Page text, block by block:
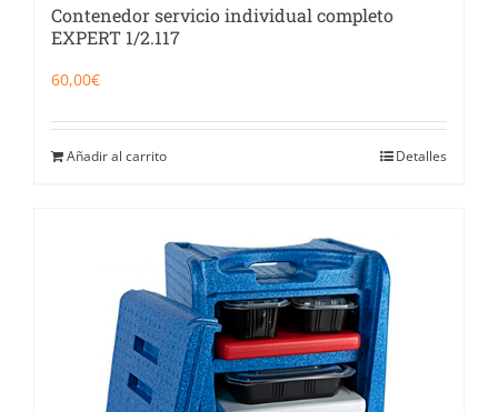
Contenedor servicio individual completo
EXPERT 1/2.117
60,00€
Añadir al carrito Detalles